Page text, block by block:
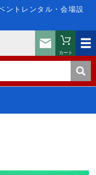
ントレンタル・会場設
お問い
カート